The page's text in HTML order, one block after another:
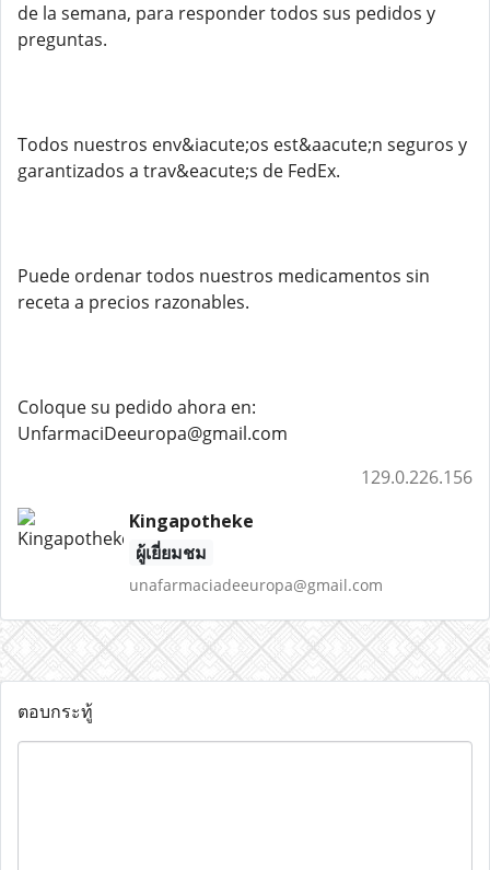
de la semana, para responder todos sus pedidos y
preguntas.
Todos nuestros env&iacute;os est&aacute;n seguros y
garantizados a trav&eacute;s de FedEx.
Puede ordenar todos nuestros medicamentos sin
receta a precios razonables.
Coloque su pedido ahora en:
UnfarmaciDeeuropa@gmail.com
129.0.226.156
Kingapotheke
ผู้เยี่ยมชม
unafarmaciadeeuropa@gmail.com
ตอบกระทู้